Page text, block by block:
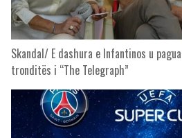
Skandal/ E dashura e Infantinos u
tronditës i “The Telegraph”